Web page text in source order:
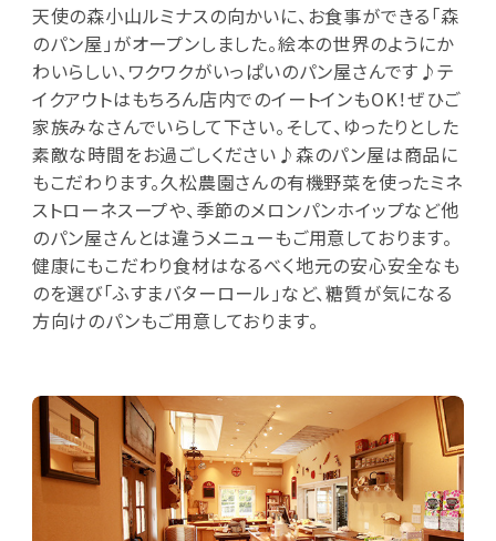
天使の森小山ルミナスの向かいに、お食事ができる「森
のパン屋」がオープンしました。絵本の世界のようにか
わいらしい、ワクワクがいっぱいのパン屋さんです♪テ
イクアウトはもちろん店内でのイートインもOK！ぜひご
家族みなさんでいらして下さい。そして、ゆったりとした
素敵な時間をお過ごしください♪森のパン屋は商品に
もこだわります。久松農園さんの有機野菜を使ったミネ
ストローネスープや、季節のメロンパンホイップなど他
のパン屋さんとは違うメニューもご用意しております。
健康にもこだわり食材はなるべく地元の安心安全なも
のを選び「ふすまバターロール」など、糖質が気になる
方向けのパンもご用意しております。